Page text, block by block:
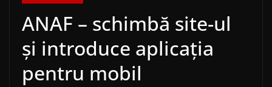
ANAF – schimbă site-ul
și introduce aplicația
pentru mobil